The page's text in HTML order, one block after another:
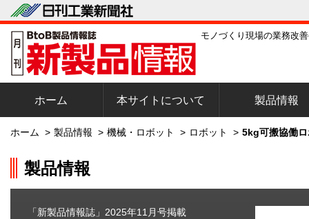
モノづくり現場の業務改
ホーム 本サイトについて 製品情報
ホーム > 製品情報 > 機械・ロボット > ロボット > 5kg可搬協働
製品情報
「新製品情報誌」2025年11月号掲載